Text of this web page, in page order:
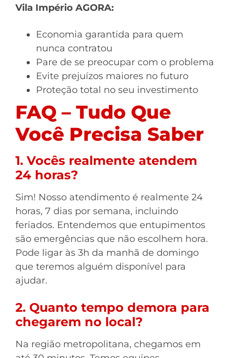
Vila Império AGORA:
Economia garantida para quem
nunca contratou
Pare de se preocupar com o problema
Evite prejuízos maiores no futuro
Proteção total no seu investimento
FAQ – Tudo Que
Você Precisa Saber
1. Vocês realmente atendem
24 horas?
Sim! Nosso atendimento é realmente 24
horas, 7 dias por semana, incluindo
feriados. Entendemos que entupimentos
são emergências que não escolhem hora.
Pode ligar às 3h da manhã de domingo
que teremos alguém disponível para
ajudar.
2. Quanto tempo demora para
chegarem no local?
Na região metropolitana, chegamos em